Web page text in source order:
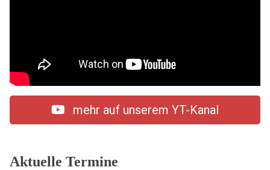
mehr auf unserem YT-Kanal
Aktuelle Termine